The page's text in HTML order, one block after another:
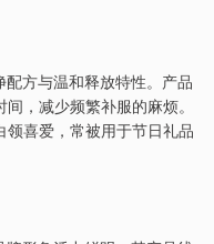
方与温和释放特性。产品
，减少频繁补服的麻烦。
喜爱，常被用于节日礼品